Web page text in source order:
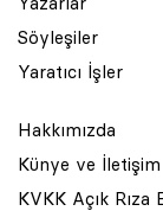
Söyleşiler
Yaratıcı İşler
Hakkımızda
Künye ve İletişim
KVKK Açık Rıza